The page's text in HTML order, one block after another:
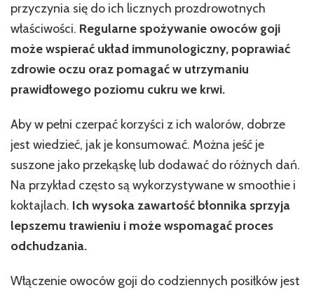
przyczynia się do ich licznych prozdrowotnych
właściwości. Regularne spożywanie owoców goji
może wspierać układ immunologiczny, poprawiać
zdrowie oczu oraz pomagać w utrzymaniu
prawidłowego poziomu cukru we krwi.
Aby w pełni czerpać korzyści z ich walorów, dobrze
jest wiedzieć, jak je konsumować. Można jeść je
suszone jako przekąskę lub dodawać do różnych dań.
Na przykład często są wykorzystywane w smoothie i
koktajlach. Ich wysoka zawartość błonnika sprzyja
lepszemu trawieniu i może wspomagać proces
odchudzania.
Włączenie owoców goji do codziennych posiłków jest